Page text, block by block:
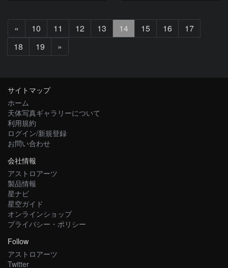
«
へ
10 11 12 13 14 15 16
17
18
19 »
へ
サイトマップ
ホーム
天体写真ギャラリーについて
利用規約
ログイン/新規登録
お問い合わせ
会社情報
アストロアーツ
製品情報
星ナビ
星空ガイド
オンラインショップ
プライバシー・ポリシー
Follow
アストロアーツ
Twitter